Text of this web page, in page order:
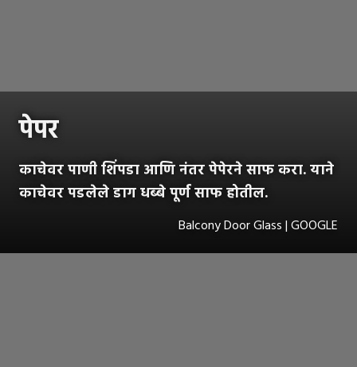
पेपर
काचेवर पाणी शिंपडा आणि नंतर पेपेरने साफ करा. याने
काचेवर पडलेले डाग धब्बे पूर्ण साफ होतील.
Balcony Door Glass | GOOGLE